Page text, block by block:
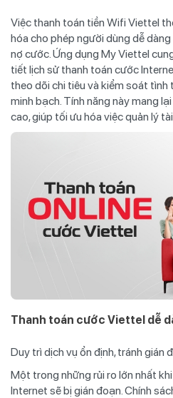
Việc thanh toán tiền Wifi Viettel
hóa cho phép người dùng dễ
nợ cước. Ứng dụng My Viettel
tiết lịch sử thanh toán cước
theo dõi chi tiêu và kiểm soát
minh bạch. Tính năng này mang
cao, giúp tối ưu hóa việc quản lý tài
Thanh toán cước Viettel dễ
Duy trì dịch vụ ổn định, tránh gián
Một trong những rủi ro lớn nhất
Internet sẽ bị gián đoạn. Chính